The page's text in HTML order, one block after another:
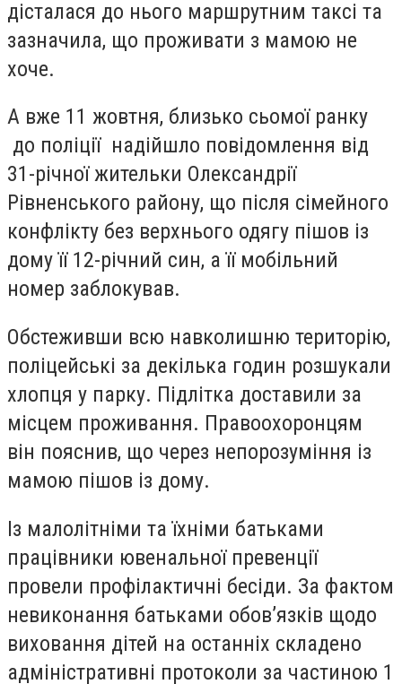
дісталася до нього маршрутним таксі та
зазначила, що проживати з мамою не
хоче.
А вже 11 жовтня, близько сьомої ранку
до поліції надійшло повідомлення від
31-річної жительки Олександрії
Рівненського району, що після сімейного
конфлікту без верхнього одягу пішов із
дому її 12-річний син, а її мобільний
номер заблокував.
Обстеживши всю навколишню територію,
поліцейські за декілька годин розшукали
хлопця у парку. Підлітка доставили за
місцем проживання. Правоохоронцям
він пояснив, що через непорозуміння із
мамою пішов із дому.
Із малолітніми та їхніми батьками
працівники ювенальної превенції
провели профілактичні бесіди. За фактом
невиконання батьками обов’язків щодо
виховання дітей на останніх складено
адміністративні протоколи за частиною 1